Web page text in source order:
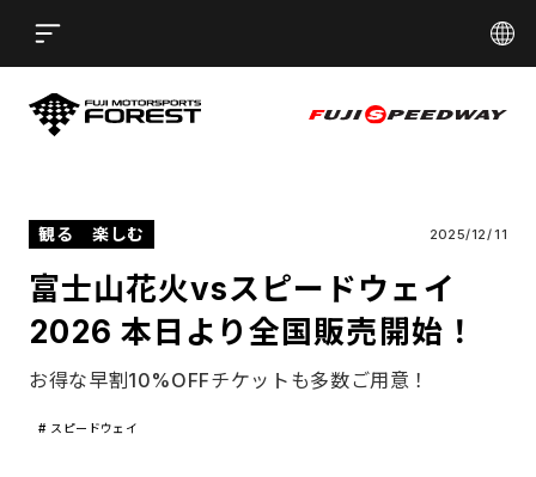
FUJI MOTORSPORTS
FUJI
言語
日本語
観る 楽しむ 2025/12/11
富士山花火vsスピードウェイ
2026 本日より全国販売開始！
お得な早割10%OFFチケットも多数ご用意！
# スピードウェイ